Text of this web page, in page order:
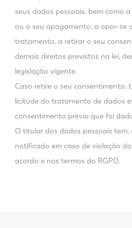
seus dados pessoais, bem como
ou o seu apagamento, a opor-se
tratamento, a retirar o seu
demais direitos previstos na lei,
legislação vigente.
Caso retire o seu consentimento,
licitude do tratamento de dados
consentimento prévio que foi
O titular dos dados pessoais tem,
notificado em caso de violação
acordo e nos termos do RGPD.